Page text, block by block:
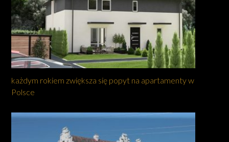
każdym rokiem zwiększa się popyt na apartamenty w
Polsce